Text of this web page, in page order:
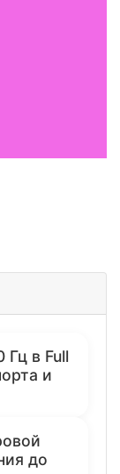
Гц в Full
и
до